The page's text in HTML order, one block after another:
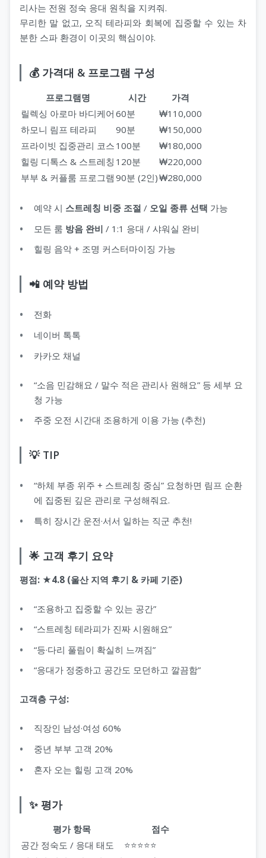
리사는 전원 정숙 응대 원칙을 지켜줘.
무리한 말 없고, 오직 테라피와 회복에 집중할 수 있는 차
분한 스파 환경이 이곳의 핵심이야.
💰 가격대 & 프로그램 구성
프로그램명 시간
가격
릴렉싱 아로마 바디케어 60분
₩110,000
하모니 림프 테라피
90분
₩150,000
프라이빗 집중관리 코스 100분
₩180,000
힐링 디톡스 & 스트레칭 120분
₩220,000
부부 & 커플룸 프로그램 90분 (2인)₩280,000
예약 시 스트레칭 비중 조절 / 오일 종류 선택 가능
모든 룸 방음 완비 / 1:1 응대 / 샤워실 완비
힐링 음악 + 조명 커스터마이징 가능
📲 예약 방법
전화
네이버 톡톡
카카오 채널
“소음 민감해요 / 말수 적은 관리사 원해요” 등 세부 요
청 가능
주중 오전 시간대 조용하게 이용 가능 (추천)
💡 TIP
“하체 부종 위주 + 스트레칭 중심” 요청하면 림프 순환
에 집중된 깊은 관리로 구성해줘요.
특히 장시간 운전·서서 일하는 직군 추천!
🌟 고객 후기 요약
평점: ★4.8 (울산 지역 후기 & 카페 기준)
“조용하고 집중할 수 있는 공간”
“스트레칭 테라피가 진짜 시원해요”
“등·다리 풀림이 확실히 느껴짐”
“응대가 정중하고 공간도 모던하고 깔끔함”
고객층 구성:
직장인 남성·여성 60%
중년 부부 고객 20%
혼자 오는 힐링 고객 20%
✨ 평가
평가 항목
점수
공간 정숙도 / 응대 태도
⭐⭐⭐⭐⭐